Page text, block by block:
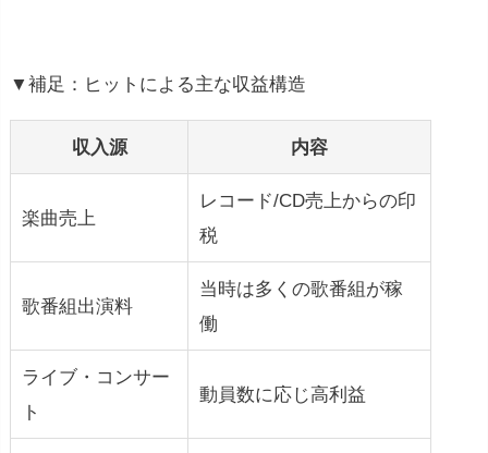
▼補足：ヒットによる主な収益構造
収入源 内容
楽曲売上
レコード/CD売上からの印
税
歌番組出演料
当時は多くの歌番組が稼
働
ライブ・コンサー
ト
動員数に応じ高利益